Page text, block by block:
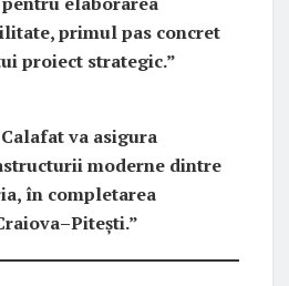
primul pas concret
proiect strategic.”
va asigura
moderne dintre
în completarea